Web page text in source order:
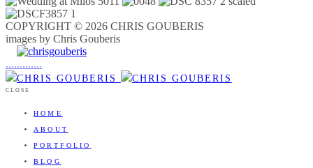
COPYRIGHT © 2026 CHRIS GOUBERIS
images by Chris Gouberis
.............
CLOSE
HOME
ABOUT
PORTFOLIO
BLOG